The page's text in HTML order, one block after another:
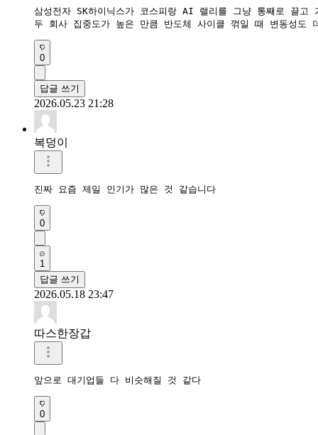
삼성전자 SK하이닉스가 코스피랑 AI 랠리를 그냥 통째로 끌
두 회사 집중도가 높은 만큼 반도체 사이클 꺾일 때 변동성도
0
답글 쓰기
2026.05.23 21:28
복덩이
진짜 요즘 제일 인기가 많은 것 같습니다
0
1
답글 쓰기
2026.05.18 23:47
따스한장갑
앞으로 대기업들 다 비슷해질 것 같다
0